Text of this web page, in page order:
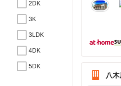
2DK
3K
3LDK
4DK
5DK
八